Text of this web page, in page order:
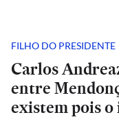
FILHO DO PRESIDENTE
Carlos
entre
existem pois